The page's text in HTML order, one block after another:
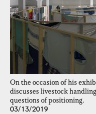
On the occasion of his
discusses livestock
questions of positioning.
03/13/2019